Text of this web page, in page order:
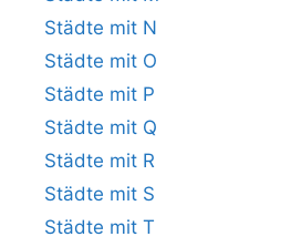
Städte mit N
Städte mit O
Städte mit P
Städte mit Q
Städte mit R
Städte mit S
Städte mit T